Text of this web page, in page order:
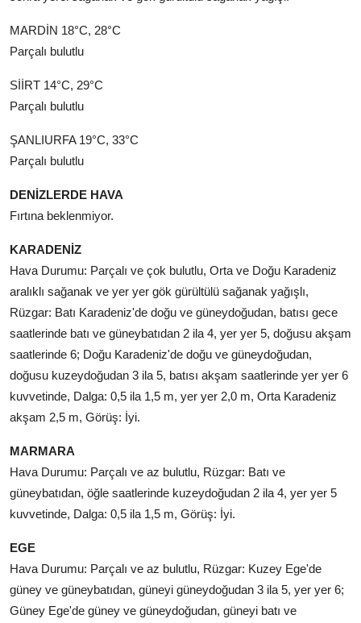
MARDİN 18°C, 28°C
Parçalı bulutlu
SİİRT 14°C, 29°C
Parçalı bulutlu
ŞANLIURFA 19°C, 33°C
Parçalı bulutlu
DENİZLERDE HAVA
Fırtına beklenmiyor.
KARADENİZ
Hava Durumu: Parçalı ve çok bulutlu, Orta ve Doğu Karadeniz
aralıklı sağanak ve yer yer gök gürültülü sağanak yağışlı,
Rüzgar: Batı Karadeniz'de doğu ve güneydoğudan, batısı gece
saatlerinde batı ve güneybatıdan 2 ila 4, yer yer 5, doğusu akşam
saatlerinde 6; Doğu Karadeniz'de doğu ve güneydoğudan,
doğusu kuzeydoğudan 3 ila 5, batısı akşam saatlerinde yer yer 6
kuvvetinde, Dalga: 0,5 ila 1,5 m, yer yer 2,0 m, Orta Karadeniz
akşam 2,5 m, Görüş: İyi.
MARMARA
Hava Durumu: Parçalı ve az bulutlu, Rüzgar: Batı ve
güneybatıdan, öğle saatlerinde kuzeydoğudan 2 ila 4, yer yer 5
kuvvetinde, Dalga: 0,5 ila 1,5 m, Görüş: İyi.
EGE
Hava Durumu: Parçalı ve az bulutlu, Rüzgar: Kuzey Ege'de
güney ve güneybatıdan, güneyi güneydoğudan 3 ila 5, yer yer 6;
Güney Ege'de güney ve güneydoğudan, güneyi batı ve